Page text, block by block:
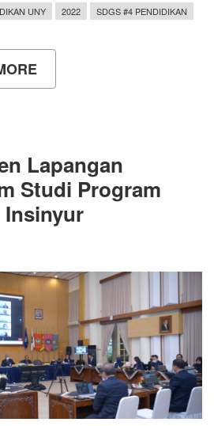
UNY 2022 SDGS #4 PENDIDIKAN
ASESMEN
PENDIDIKAN
PASCASARJANA
OLEH
LAMDIK
Lapangan
Studi Program
Insinyur